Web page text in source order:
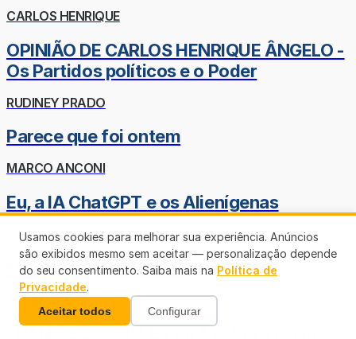
CARLOS HENRIQUE
OPINIÃO DE CARLOS HENRIQUE ÂNGELO -
Os Partidos políticos e o Poder
RUDINEY PRADO
Parece que foi ontem
MARCO ANCONI
Eu, a IA ChatGPT e os Alienígenas
GEOVANI BERNO
Morreram JÔ SOARES
ASSIS CANUTO
FRANCISCO SALLES de AZEVEDO - Ou
Usamos cookies para melhorar sua experiência. Anúncios
são exibidos mesmo sem aceitar — personalização depende
do seu consentimento. Saiba mais na Política de
Privacidade.
Aceitar todos Configurar